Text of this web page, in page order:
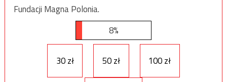
Fundacji Magna Polonia.
8%
30 zł 50 zł 100 zł